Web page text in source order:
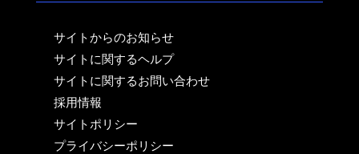
サイトからのお知らせ
サイトに関するヘルプ
サイトに関するお問い合わせ
採用情報
サイトポリシー
プライバシーポリシー